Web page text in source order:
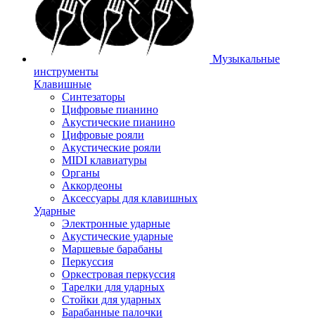
Музыкальные
инструменты
Клавишные
Синтезаторы
Цифровые пианино
Акустические пианино
Цифровые рояли
Акустические рояли
MIDI клавиатуры
Органы
Аккордеоны
Аксессуары для клавишных
Ударные
Электронные ударные
Акустические ударные
Маршевые барабаны
Перкуссия
Оркестровая перкуссия
Тарелки для ударных
Стойки для ударных
Барабанные палочки